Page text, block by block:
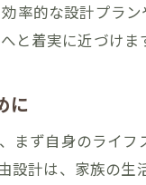
率的な設計プラ
着実に近づけま
に
まず自身のライフ
設計は、家族の生